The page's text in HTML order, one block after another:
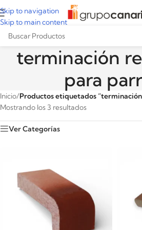
Skip to navigation
Skip to main content
terminación
para
Inicio/Productos etiquetados
Mostrando los 3 resultados
Ver Categorías